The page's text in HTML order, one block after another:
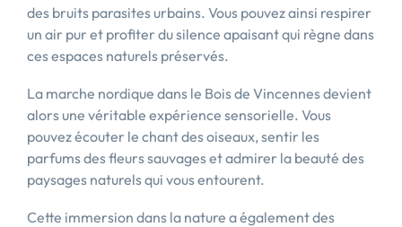
des bruits parasites urbains. Vous pouvez ainsi respirer
un air pur et profiter du silence apaisant qui règne dans
ces espaces naturels préservés.
La marche nordique dans le Bois de Vincennes devient
alors une véritable expérience sensorielle. Vous
pouvez écouter le chant des oiseaux, sentir les
parfums des fleurs sauvages et admirer la beauté des
paysages naturels qui vous entourent.
Cette immersion dans la nature a également des